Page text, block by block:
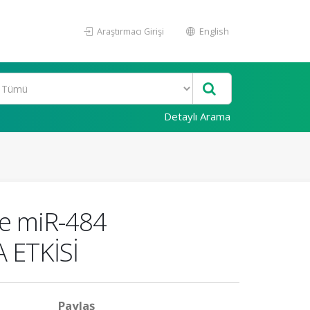
Araştırmacı Girişi English
Detaylı Arama
miR-484
Paylaş